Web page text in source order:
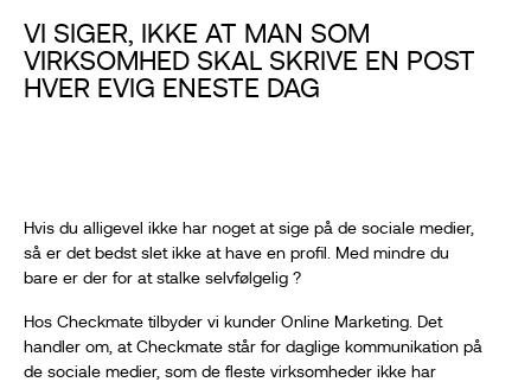
VI SIGER, IKKE AT MAN SOM
VIRKSOMHED SKAL SKRIVE EN POST
HVER EVIG ENESTE DAG
Hvis du alligevel ikke har noget at sige på de sociale medier,
så er det bedst slet ikke at have en profil. Med mindre du
bare er der for at stalke selvfølgelig ?
Hos Checkmate tilbyder vi kunder Online Marketing. Det
handler om, at Checkmate står for daglige kommunikation på
de sociale medier, som de fleste virksomheder ikke har